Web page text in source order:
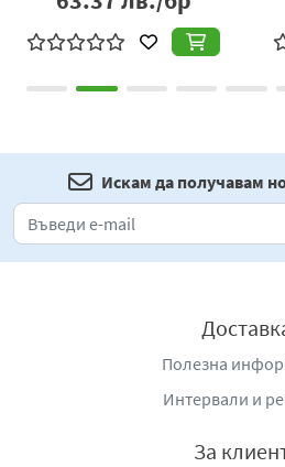
Искам да получавам
Полезна
Интервали и
За